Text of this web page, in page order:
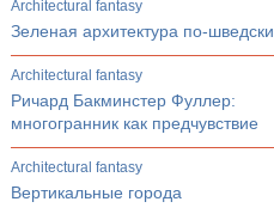
architectural fantasy
Зеленая архитектура по-шведски
architectural fantasy
Ричард Бакминстер Фуллер:
многогранник как предчувствие
architectural fantasy
Вертикальные города